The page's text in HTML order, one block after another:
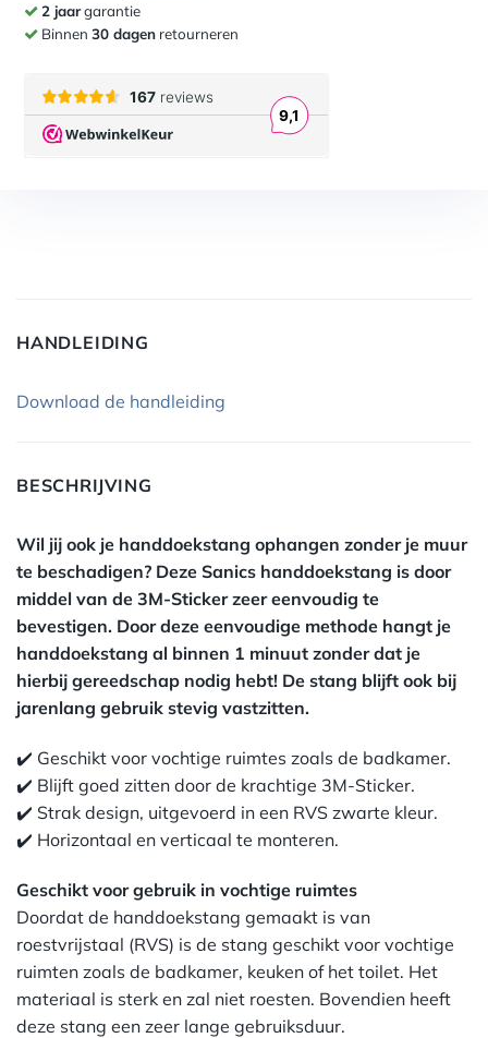
2 jaargarantie
Binnen30 dagen retourneren
HANDLEIDING
Download de handleiding
BESCHRIJVING
Wil jij ook je handdoekstang ophangen zonder je muur
te beschadigen? Deze Sanics handdoekstang is door
middel van de 3M-Sticker zeer eenvoudig te
bevestigen. Door deze eenvoudige methode hangt je
handdoekstang al binnen 1 minuut zonder dat je
hierbij gereedschap nodig hebt! De stang blijft ook bij
jarenlang gebruik stevig vastzitten.
✔️ Geschikt voor vochtige ruimtes zoals de badkamer.
✔️ Blijft goed zitten door de krachtige 3M-Sticker.
✔️ Strak design, uitgevoerd in een RVS zwarte kleur.
✔️ Horizontaal en verticaal te monteren.
Geschikt voor gebruik in vochtige ruimtes
Doordat de handdoekstang gemaakt is van
roestvrijstaal (RVS) is de stang geschikt voor vochtige
ruimten zoals de badkamer, keuken of het toilet. Het
materiaal is sterk en zal niet roesten. Bovendien heeft
deze stang een zeer lange gebruiksduur.